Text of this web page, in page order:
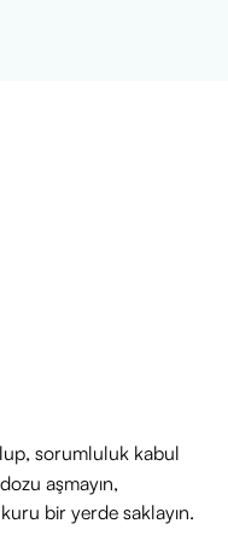
sorumluluk kabul
aşmayın,
bir yerde saklayın.